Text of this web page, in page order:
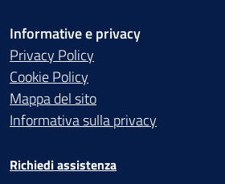
Informative e privacy
Privacy Policy
Cookie Policy
Mappa del sito
Informativa sulla privacy
Richiedi assistenza